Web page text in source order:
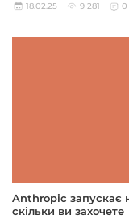
18.02.25 9 281 0
Anthropic запускає
скільки ви захочете